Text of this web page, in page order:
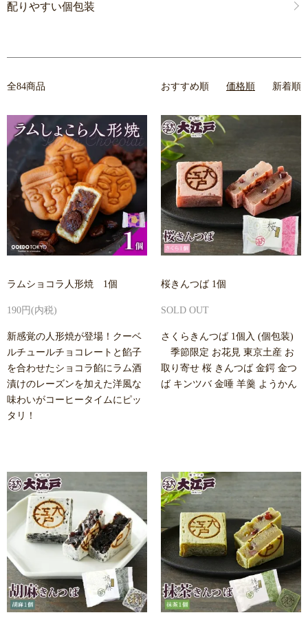
配りやすい個包装
全84商品 おすすめ順 価格順 新着順
ラムショコラ人形焼 1個
190円(内税)
新感覚の人形焼が登場！クーベ
ルチュールチョコレートと餡子
を合わせたショコラ餡にラム酒
漬けのレーズンを加えた洋風な
味わいがコーヒータイムにピッ
タリ！
桜きんつば 1個
SOLD OUT
さくらきんつば 1個入 (個包装)
季節限定 お花見 東京土産 お
取り寄せ 桜 きんつば 金鍔 金つ
ば キンツバ 金唾 羊羹 ようかん